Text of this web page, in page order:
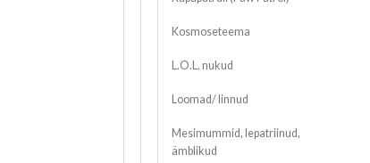
Kosmoseteema
L.O.L. nukud
Loomad/ linnud
Mesimummid, lepatriinud,
ämblikud